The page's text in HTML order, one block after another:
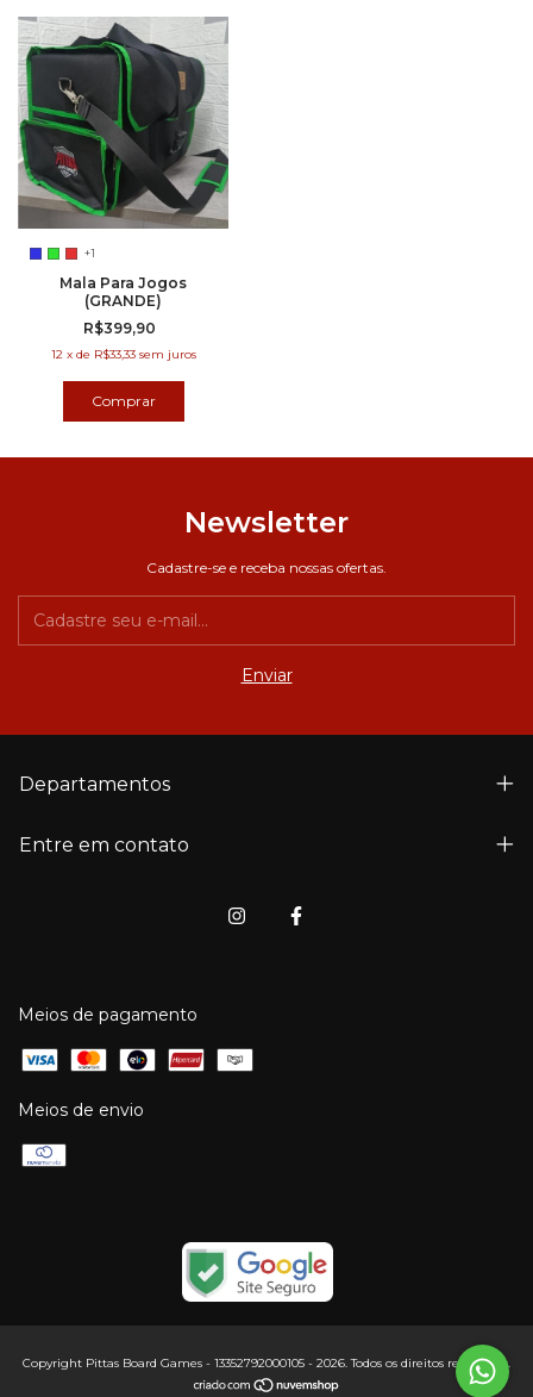
+1
Mala Para Jogos
(GRANDE)
R$399,90
12 x de R$33,33 sem juros
Comprar
Newsletter
Cadastre-se e receba nossas ofertas.
Departamentos
Entre em contato
Meios de pagamento
Meios de envio
Copyright Pittas Board Games - 13352792000105 - 2026. Todos os direitos reservados.